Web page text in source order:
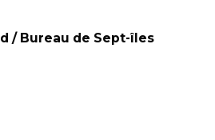
/ Bureau de Sept-îles